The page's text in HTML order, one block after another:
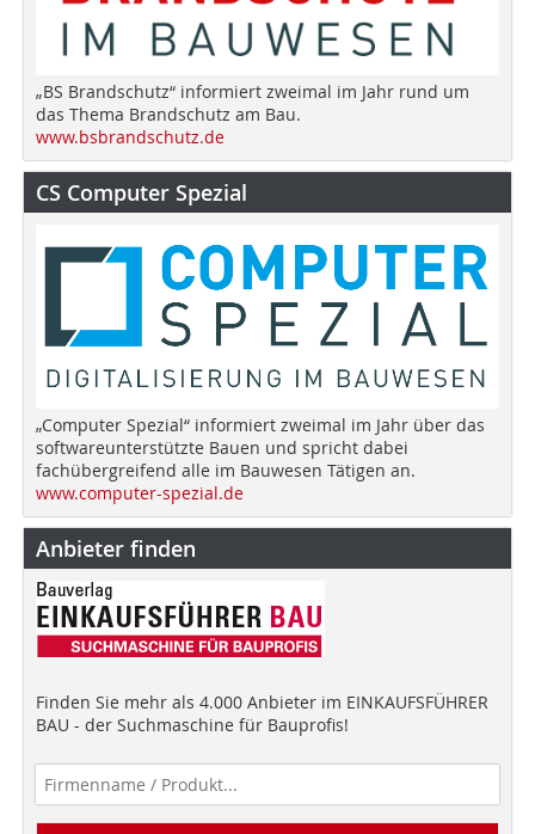
„BS Brandschutz“ informiert zweimal im Jahr rund um
das Thema Brandschutz am Bau.
www.bsbrandschutz.de
CS Computer Spezial
„Computer Spezial“ informiert zweimal im Jahr über das
softwareunterstützte Bauen und spricht dabei
fachübergreifend alle im Bauwesen Tätigen an.
www.computer-spezial.de
Anbieter finden
Finden Sie mehr als 4.000 Anbieter im EINKAUFSFÜHRER
BAU - der Suchmaschine für Bauprofis!